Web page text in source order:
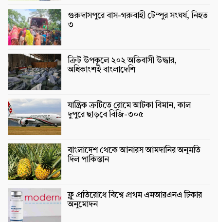
গুরুদাসপুরে বাস-গরুবাহী টেম্পুর সংঘর্ষ, নিহত
৩
ক্রিট উপকূলে ২০২ অভিবাসী উদ্ধার,
অধিকাংশই বাংলাদেশি
যান্ত্রিক ত্রুটিতে রোমে আটকা বিমান, কাল
দুপুরে ছাড়বে বিজি-৩০৫
বাংলাদেশ থেকে আনারস আমদানির অনুমতি
দিল পাকিস্তান
ফ্লু প্রতিরোধে বিশ্বে প্রথম এমআরএনএ টিকার
অনুমোদন